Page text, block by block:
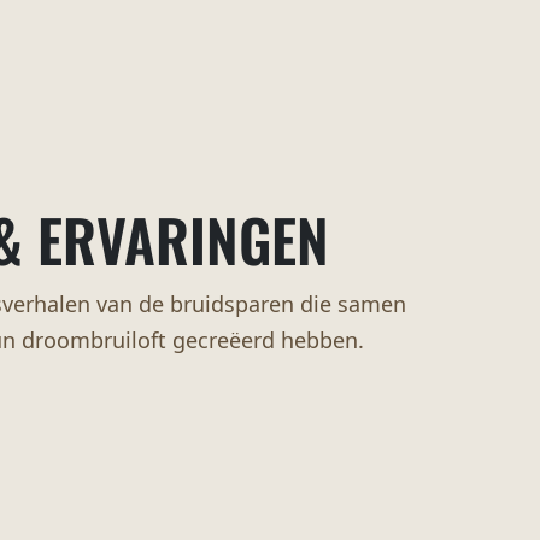
ERVARINGEN
van de bruidsparen die samen
droombruiloft gecreëerd hebben.